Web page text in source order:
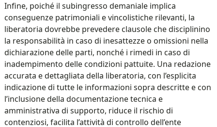
Infine, poiché il subingresso demaniale implica
conseguenze patrimoniali e vincolistiche rilevanti, la
liberatoria dovrebbe prevedere clausole che disciplinino
la responsabilità in caso di inesattezze o omissioni nella
dichiarazione delle parti, nonché i rimedi in caso di
inadempimento delle condizioni pattuite. Una redazione
accurata e dettagliata della liberatoria, con l’esplicita
indicazione di tutte le informazioni sopra descritte e con
l’inclusione della documentazione tecnica e
amministrativa di supporto, riduce il rischio di
contenziosi, facilita l’attività di controllo dell’ente